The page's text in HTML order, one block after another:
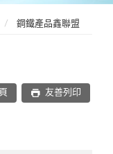
鋼鐵產品鑫聯盟
友善列印